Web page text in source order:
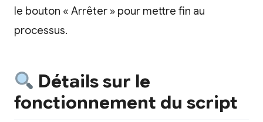
le bouton « Arrêter » pour mettre fin au
processus.
Détails sur le
fonctionnement du script